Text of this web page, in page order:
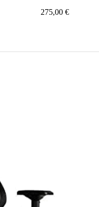
275,00 €